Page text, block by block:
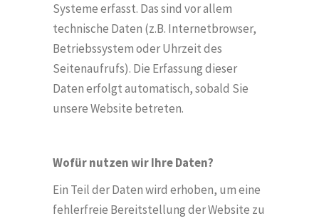
Systeme erfasst. Das sind vor allem
technische Daten (z.B. Internetbrowser,
Betriebssystem oder Uhrzeit des
Seitenaufrufs). Die Erfassung dieser
Daten erfolgt automatisch, sobald Sie
unsere Website betreten.
Wofür nutzen wir Ihre Daten?
Ein Teil der Daten wird erhoben, um eine
fehlerfreie Bereitstellung der Website zu